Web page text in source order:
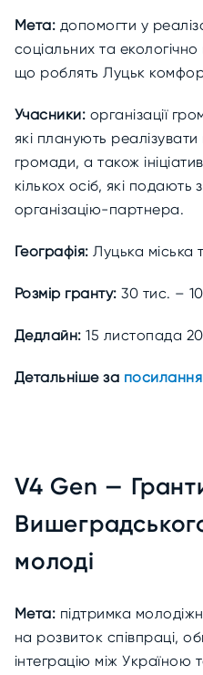
Мета: допомогти у
соціальних та екологічно
що роблять Луцьк
Учасники: організації
які планують
громади, а також
кількох осіб, які
організацію-партнера.
Географія:Луцька міська
Розмір гранту:30 тис. –
Дедлайн:15 листопада
Детальніше за
V4 Gen —
молоді
Мета: підтримка
на розвиток співпраці,
інтеграцію між Україною